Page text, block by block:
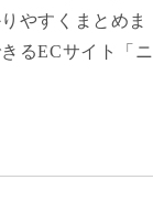
やすくまとめま
るECサイト「ニ